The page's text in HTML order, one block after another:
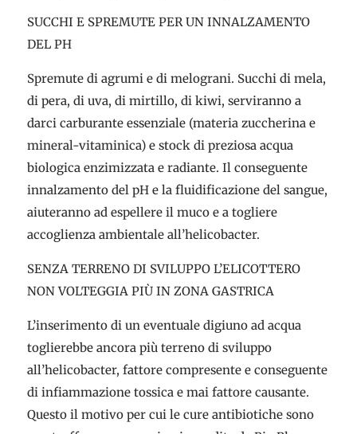
SUCCHI E SPREMUTE PER UN INNALZAMENTO
DEL PH
Spremute di agrumi e di melograni. Succhi di mela,
di pera, di uva, di mirtillo, di kiwi, serviranno a
darci carburante essenziale (materia zuccherina e
mineral-vitaminica) e stock di preziosa acqua
biologica enzimizzata e radiante. Il conseguente
innalzamento del pH e la fluidificazione del sangue,
aiuteranno ad espellere il muco e a togliere
accoglienza ambientale all’helicobacter.
SENZA TERRENO DI SVILUPPO L’ELICOTTERO
NON VOLTEGGIA PIÙ IN ZONA GASTRICA
L’inserimento di un eventuale digiuno ad acqua
toglierebbe ancora più terreno di sviluppo
all’helicobacter, fattore compresente e conseguente
di infiammazione tossica e mai fattore causante.
Questo il motivo per cui le cure antibiotiche sono